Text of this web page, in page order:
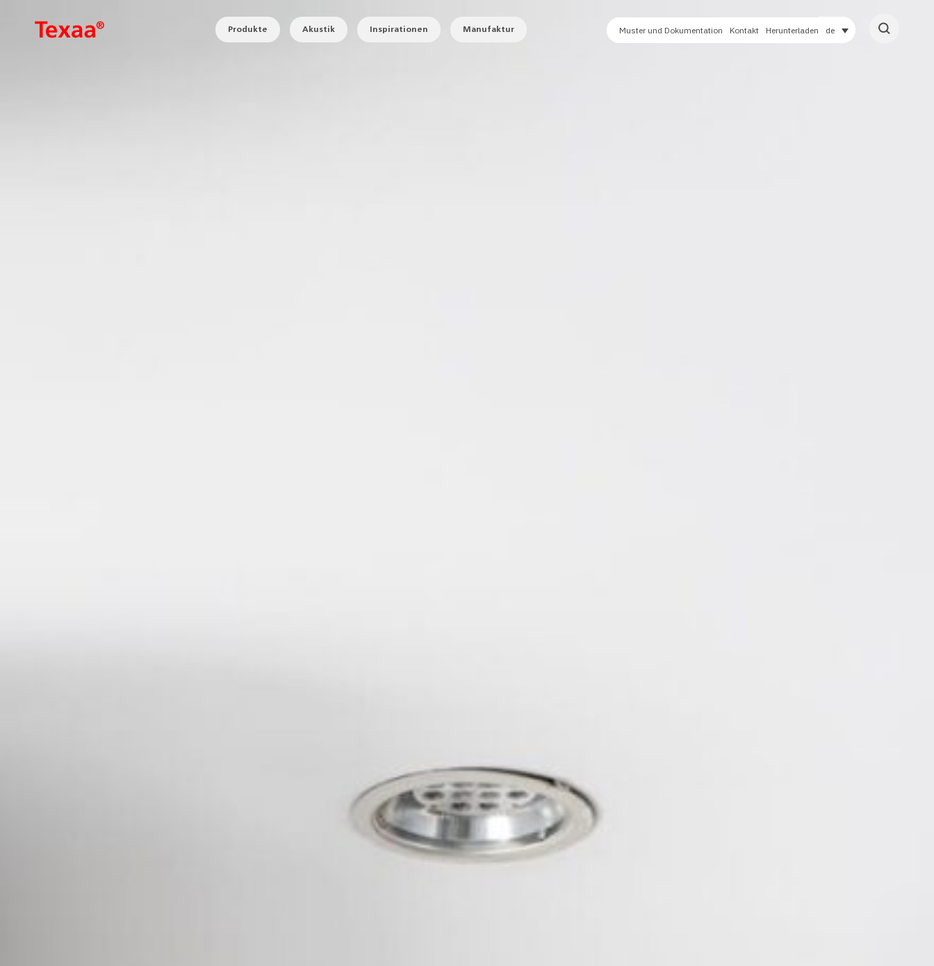
Produkte Akustik Inspirationen Manufaktur Muster und Dokumentation Kontakt Herunterladen de